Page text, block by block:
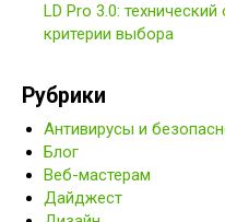
LD Pro 3.0:
критерии выбора
Рубрики
Антивирусы и
Блог
Веб-мастерам
Дайджест